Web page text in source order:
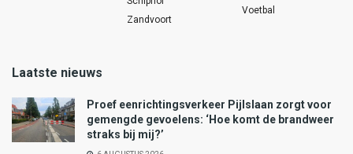
Zandvoort
Voetbal
Laatste nieuws
Proef eenrichtingsverkeer Pijlslaan zorgt voor
gemengde gevoelens: ‘Hoe komt de brandweer
straks bij mij?’